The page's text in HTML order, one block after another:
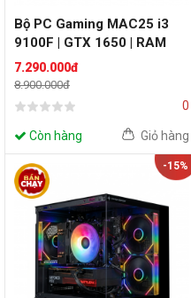
Bộ PC Gaming MAC25 i3
9100F | GTX 1650 | RAM
8GB
7.290.000đ
8.900.000đ
0
Còn hàng Giỏ hàng
-15%